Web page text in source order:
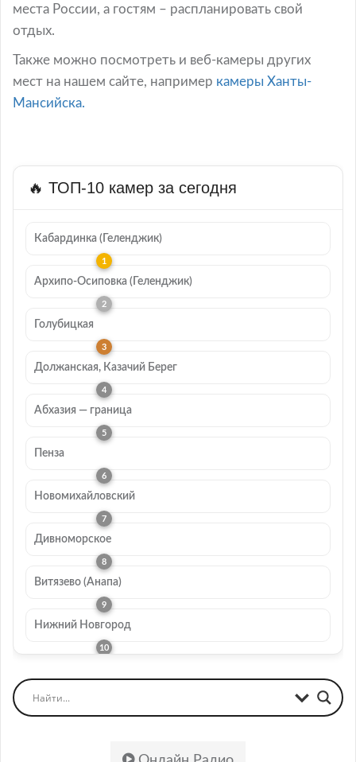
места России, а гостям – распланировать свой
отдых.
Также можно посмотреть и веб-камеры других
мест на нашем сайте, например камеры Ханты-
Мансийска.
🔥 ТОП-10 камер за сегодня
Кабардинка (Геленджик)
Архипо-Осиповка (Геленджик)
Голубицкая
Должанская, Казачий Берег
Абхазия — граница
Пенза
Новомихайловский
Дивноморское
Витязево (Анапа)
Нижний Новгород